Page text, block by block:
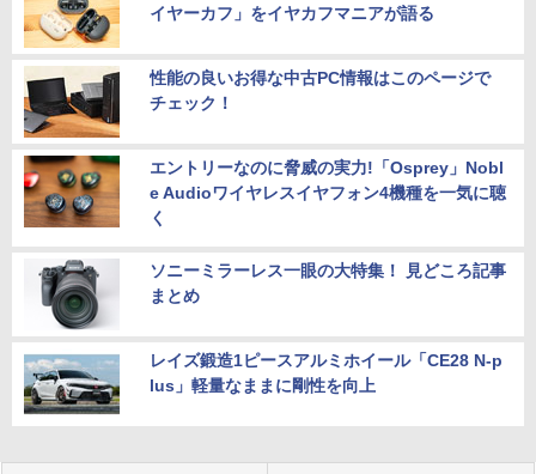
イヤーカフ」をイヤカフマニアが語る
性能の良いお得な中古PC情報はこのページで
チェック！
エントリーなのに脅威の実力!「Osprey」Nobl
e Audioワイヤレスイヤフォン4機種を一気に聴
く
ソニーミラーレス一眼の大特集！ 見どころ記事
まとめ
レイズ鍛造1ピースアルミホイール「CE28 N-p
lus」軽量なままに剛性を向上